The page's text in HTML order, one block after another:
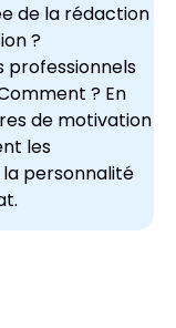
de la rédaction
?
professionnels
? En
de motivation
les
personnalité